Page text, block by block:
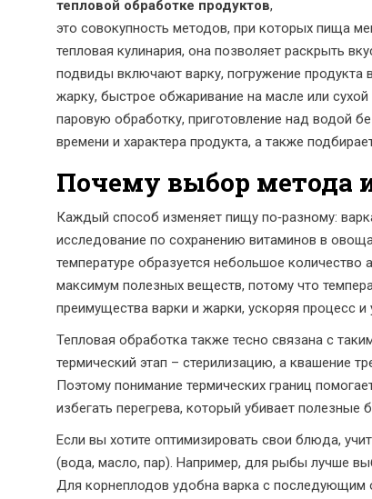
тепловой обработке продуктов,
это совокупность методов, при которых пища
тепловая кулинария, она позволяет раскрыть
подвиды включают варку, погружение
жарку, быстрое обжаривание на масле или
паровую обработку, приготовление над водой
времени и характера продукта, а также
Почему выбор метода
Каждый способ изменяет пищу по‑разному:
исследование по сохранению витаминов в
температуре образуется небольшое
максимум полезных веществ, потому что
преимущества варки и жарки, ускоряя процесс
Тепловая обработка также тесно связана с
термический этап – стерилизацию, а квашение
Поэтому понимание термических границ
избегать перегрева, который убивает полезные
Если вы хотите оптимизировать свои блюда,
(вода, масло, пар). Например, для рыбы лучше
Для корнеплодов удобна варка с последующим